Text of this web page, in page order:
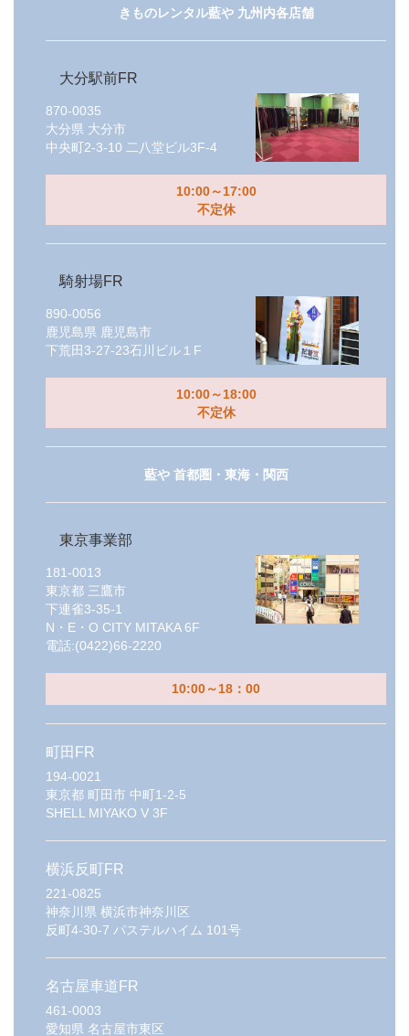
きものレンタル藍や 九州内各店舗
大分駅前FR
870-0035
大分県 大分市
中央町2-3-10 二八堂ビル3F-4
10:00～17:00
不定休
騎射場FR
890-0056
鹿児島県 鹿児島市
下荒田3-27-23石川ビル１F
10:00～18:00
不定休
藍や 首都圏・東海・関西
東京事業部
181-0013
東京都 三鷹市
下連雀3-35-1
N・E・O CITY MITAKA 6F
電話:(0422)66-2220
10:00～18：00
町田FR
194-0021
東京都 町田市 中町1-2-5
SHELL MIYAKO V 3F
横浜反町FR
221-0825
神奈川県 横浜市神奈川区
反町4-30-7 パステルハイム 101号
名古屋車道FR
461-0003
愛知県 名古屋市東区